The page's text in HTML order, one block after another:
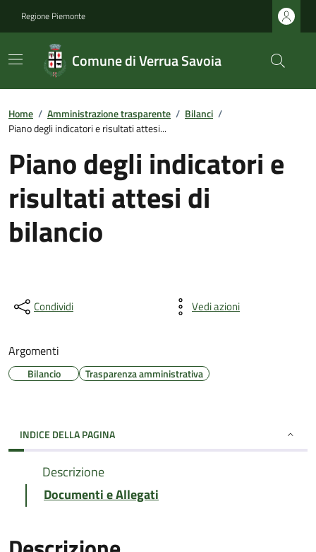
Regione Piemonte
Comune di Verrua Savoia
Home / Amministrazione trasparente / Bilanci /
Piano degli indicatori e risultati attesi...
Piano degli indicatori e
risultati attesi di
bilancio
Condividi Vedi azioni
Argomenti
Bilancio Trasparenza amministrativa
INDICE DELLA PAGINA
Descrizione
Documenti e Allegati